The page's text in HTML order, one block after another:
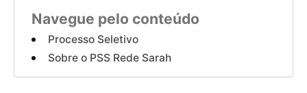
Navegue pelo conteúdo
Processo Seletivo
Sobre o PSS Rede Sarah